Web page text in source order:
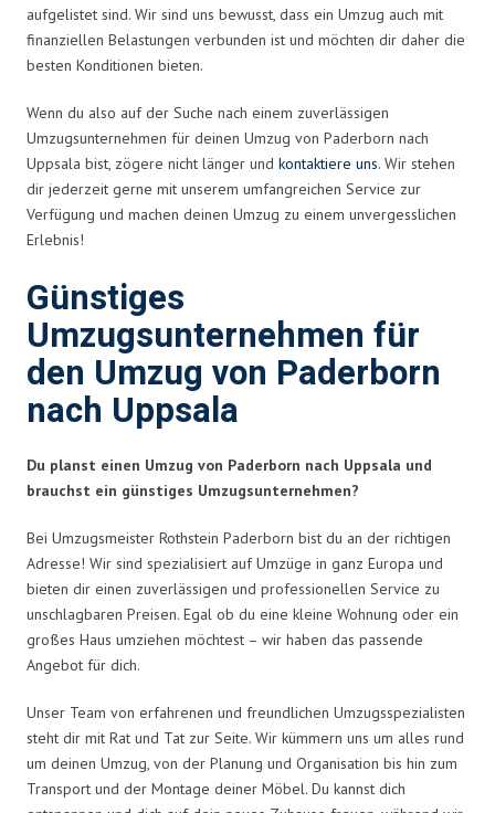
aufgelistet sind. Wir sind uns bewusst, dass ein Umzug auch mit
finanziellen Belastungen verbunden ist und möchten dir daher die
besten Konditionen bieten.
Wenn du also auf der Suche nach einem zuverlässigen
Umzugsunternehmen für deinen Umzug von Paderborn nach
Uppsala bist, zögere nicht länger und kontaktiere uns. Wir stehen
dir jederzeit gerne mit unserem umfangreichen Service zur
Verfügung und machen deinen Umzug zu einem unvergesslichen
Erlebnis!
Günstiges
Umzugsunternehmen für
den Umzug von Paderborn
nach Uppsala
Du planst einen Umzug von Paderborn nach Uppsala und
brauchst ein günstiges Umzugsunternehmen?
Bei Umzugsmeister Rothstein Paderborn bist du an der richtigen
Adresse! Wir sind spezialisiert auf Umzüge in ganz Europa und
bieten dir einen zuverlässigen und professionellen Service zu
unschlagbaren Preisen. Egal ob du eine kleine Wohnung oder ein
großes Haus umziehen möchtest – wir haben das passende
Angebot für dich.
Unser Team von erfahrenen und freundlichen Umzugsspezialisten
steht dir mit Rat und Tat zur Seite. Wir kümmern uns um alles rund
um deinen Umzug, von der Planung und Organisation bis hin zum
Transport und der Montage deiner Möbel. Du kannst dich